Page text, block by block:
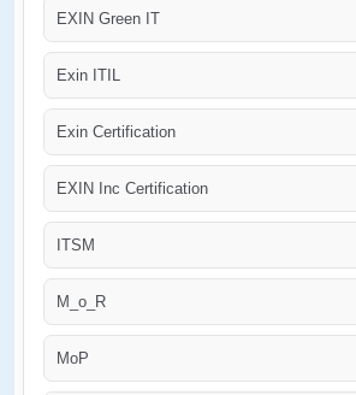
EXIN Green IT
Exin ITIL
Exin Certification
EXIN Inc Certification
ITSM
M_o_R
MoP